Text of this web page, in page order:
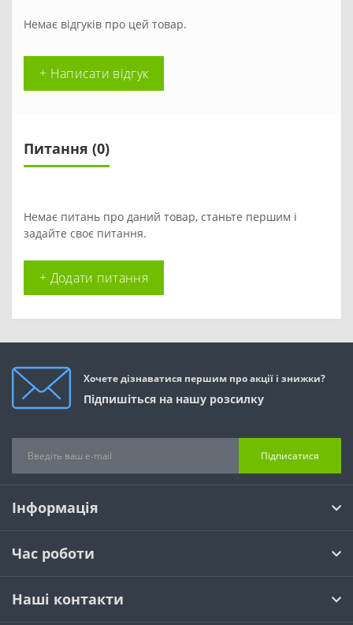
Немає відгуків про цей товар.
+ Написати відгук
Питання (0)
Немає питань про даний товар, станьте першим і
задайте своє питання.
+ Додати питання
Хочете дізнаватися першим про акції і знижки?
Підпишіться на нашу розсилку
Підписатися
Інформація
Час роботи
Наші контакти